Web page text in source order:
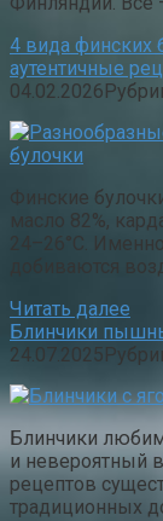
4 вида финских
аутентичные
04.02.2026
Финские
масло 82%,
24–26°C.
добиваются
Читать далее
Блинчики
24.07.2025
Блинчики
и невероятный
рецептов
традиционных